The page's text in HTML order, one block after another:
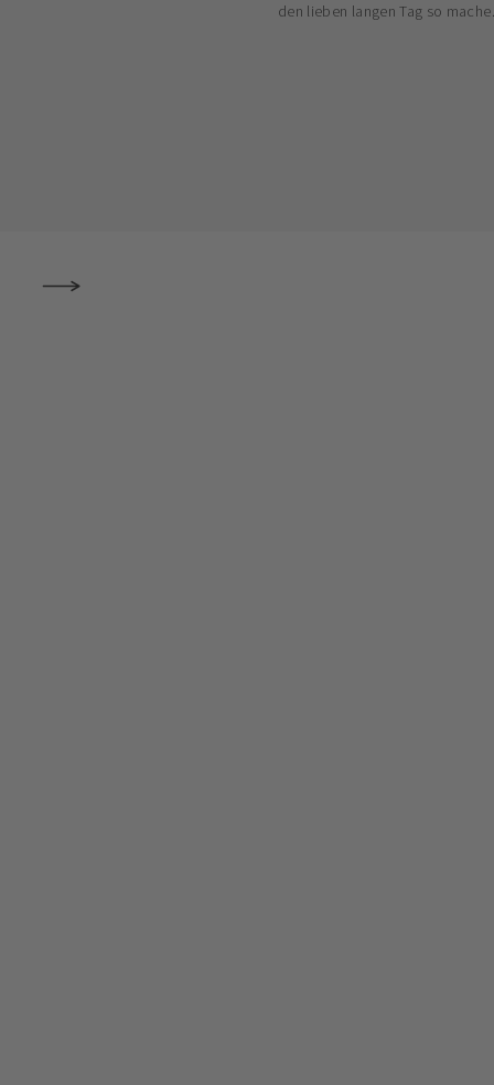
den lieben langen Tag so